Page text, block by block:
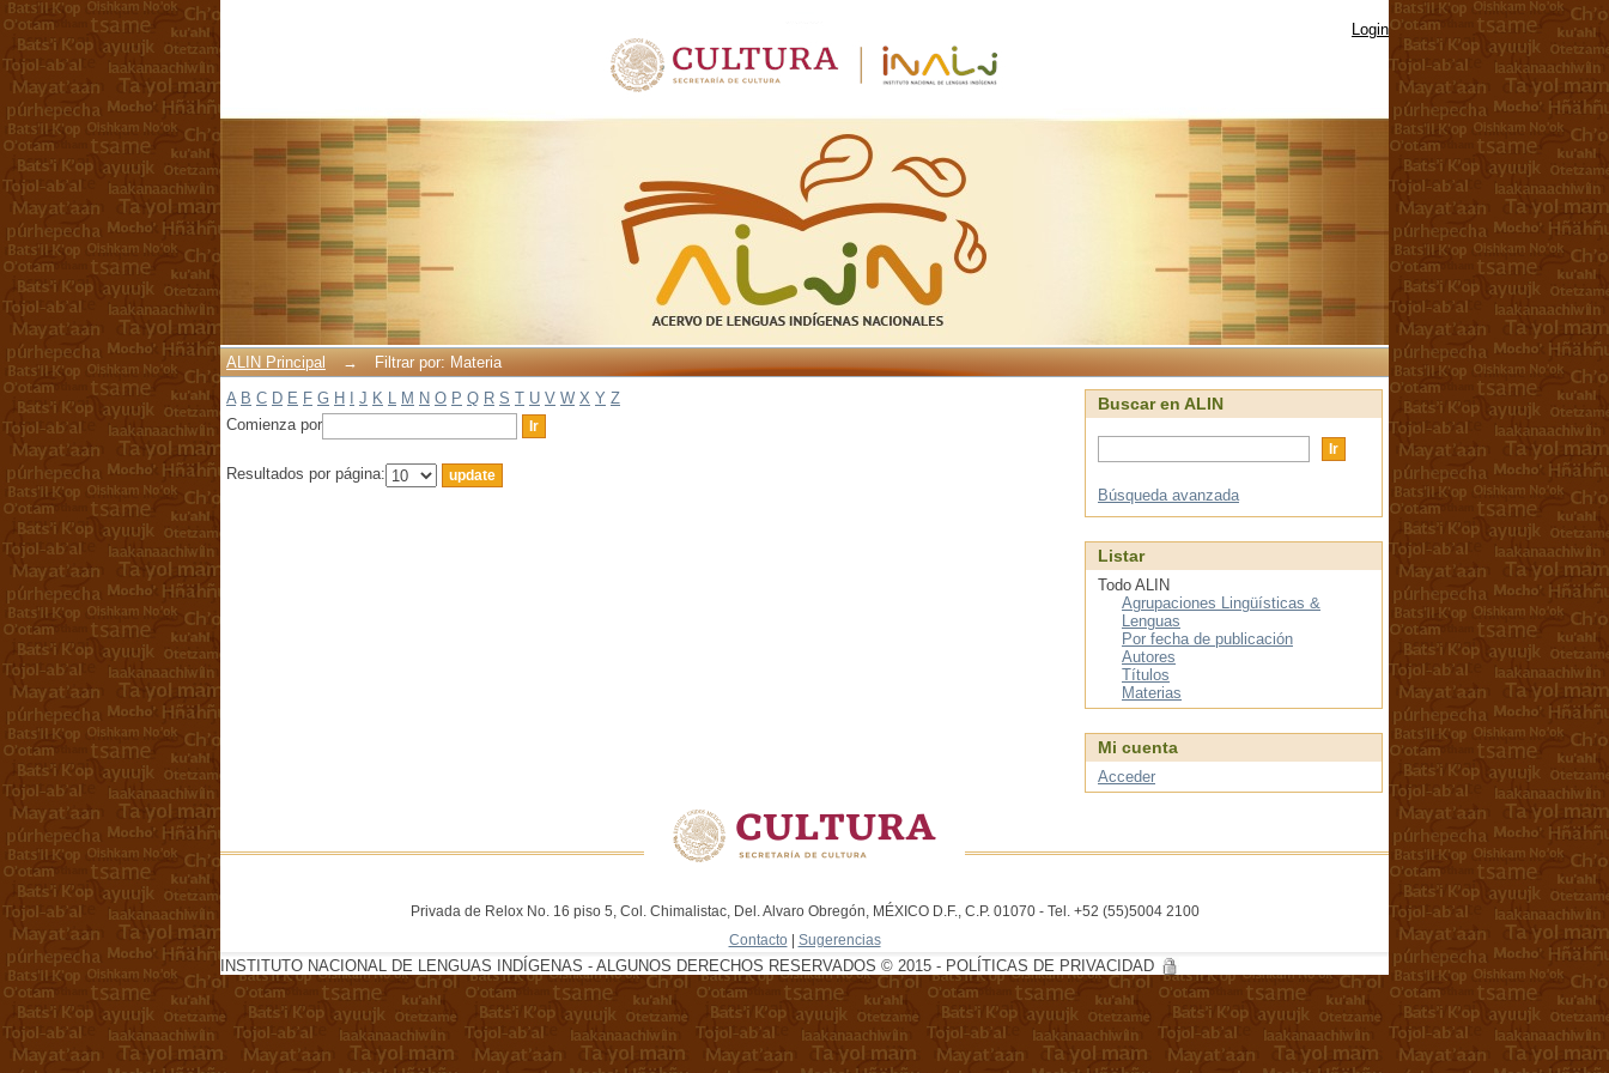
Login
ALIN Principal →
Filtrar por: Materia
A B C D E F G H J K L M N O P Q R S T U V W X Y Z
Comienza por
Resultados por página:
Buscar en ALIN
Búsqueda avanzada
Listar
Todo ALIN
Agrupaciones Lingüísticas &
Lenguas
Por fecha de publicación
Autores
Títulos
Materias
Mi cuenta
Acceder
Privada de Relox No. 16 piso 5, Col. Chimalistac, Del. Alvaro Obregón, MÉXICO D.F., C.P. 01070 - Tel. +52 (55)5004 2100
Contacto | Sugerencias
INSTITUTO NACIONAL DE LENGUAS INDÍGENAS - ALGUNOS DERECHOS RESERVADOS © 2015 - POLÍTICAS DE PRIVACIDAD